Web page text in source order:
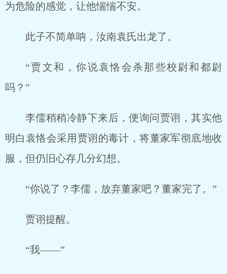
为危险的感觉，让他惴惴不安。
此子不简单呐，汝南袁氏出龙了。
“贾文和，你说袁恪会杀那些校尉和都尉
吗？”
李儒稍稍冷静下来后，便询问贾诩，其实他
明白袁恪会采用贾诩的毒计，将董家军彻底地收
服，但仍旧心存几分幻想。
“你说了？李儒，放弃董家吧？董家完了。”
贾诩提醒。
“我——”